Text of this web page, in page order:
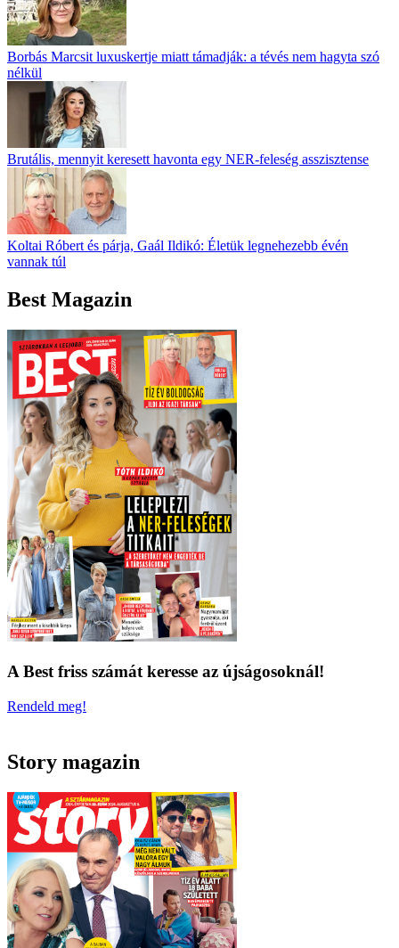
Borbás Marcsit luxuskertje miatt támadják: a tévés nem hagyta szó
nélkül
Brutális, mennyit keresett havonta egy NER-feleség asszisztense
Koltai Róbert és párja, Gaál Ildikó: Életük legnehezebb évén
vannak túl
Best Magazin
A Best friss számát keresse az újságosoknál!
Rendeld meg!
Story magazin